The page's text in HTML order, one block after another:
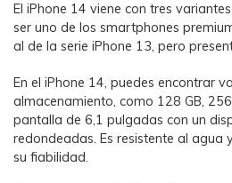
El iPhone 14 viene con tres
ser uno de los smartphones
al de la serie iPhone 13, pero
En el iPhone 14, puedes encontrar
almacenamiento, como 128 GB,
pantalla de 6,1 pulgadas con un
redondeadas. Es resistente al agua
su fiabilidad.